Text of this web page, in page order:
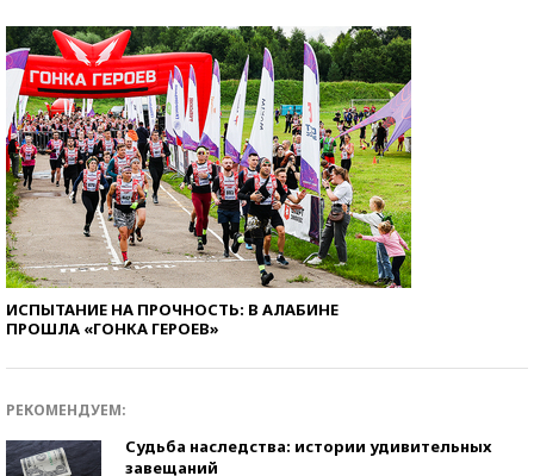
ИСПЫТАНИЕ НА ПРОЧНОСТЬ: В АЛАБИНЕ
ПРОШЛА «ГОНКА ГЕРОЕВ»
РЕКОМЕНДУЕМ:
Судьба наследства: истории удивительных
завещаний